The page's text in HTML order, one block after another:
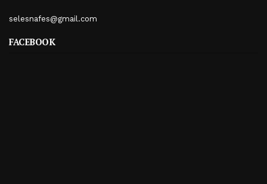
selesnafes@gmail.com
FACEBOOK